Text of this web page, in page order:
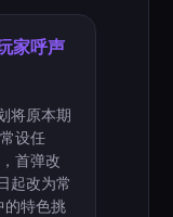
家呼声
将原本期
设任
首弹改
起改为常
的特色挑